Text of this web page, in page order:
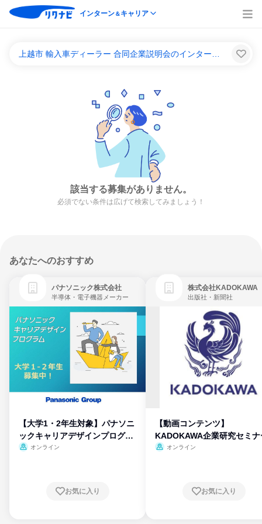
インターン＆キャリア
該当する募集がありません。
必須でない条件は広げて検索してみましょう！
あなたへのおすすめ
パナソニック株式会社
半導体・電子機器メーカー
【大学1・2年生対象】パナソニ
ックキャリアデザインプログラ
ム
オンライン
お気に入り
株式会社KADOKAWA
出版社・新聞社
【動画コンテンツ】
KADOKAWA企業研究セミナ
オンライン
お気に入り